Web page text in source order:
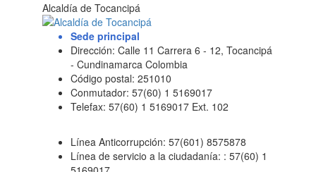
Alcaldía de Tocancipá
Sede principal
Dirección: Calle 11 Carrera 6 - 12, Tocancipá
- Cundinamarca Colombia
Código postal: 251010
Conmutador: 57(60) 1 5169017
Telefax: 57(60) 1 5169017 Ext. 102
Línea Anticorrupción: 57(601) 8575878
Línea de servicio a la ciudadanía: : 57(60) 1